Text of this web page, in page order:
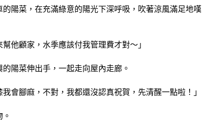
陽菜，在充滿綠意的陽光下深呼吸，吹著涼風滿足地嘆
他顧家，水季應該付我管理費才對～」
陽菜伸出手，一起走向屋內走廊。
會腳麻，不對，我都還沒認真祝賀，先清醒一點啦！」